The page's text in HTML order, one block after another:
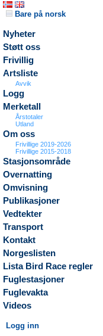
Bare på norsk
Nyheter
Støtt oss
Frivillig
Artsliste
Avvik
Logg
Merketall
Årstotaler
Utland
Om oss
Frivillige 2019-2026
Frivillige 2015-2018
Stasjonsområde
Overnatting
Omvisning
Publikasjoner
Vedtekter
Transport
Kontakt
Norgeslisten
Lista Bird Race regler
Fuglestasjoner
Fuglevakta
Videos
Logg inn